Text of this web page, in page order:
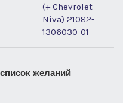
(+ Chevrolet
Niva) 21082-
1306030-01
желаний